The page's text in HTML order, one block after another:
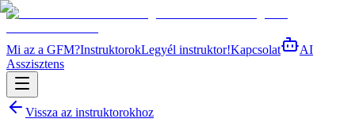
Mi az a GFM?InstruktorokLegyél instruktor!Kapcsolat
AI
Asszisztens
Vissza az instruktorokhoz